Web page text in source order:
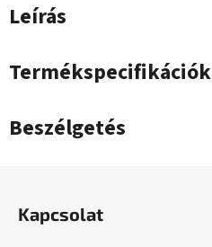
Leírás
Termékspecifikációk
Beszélgetés
Kapcsolat